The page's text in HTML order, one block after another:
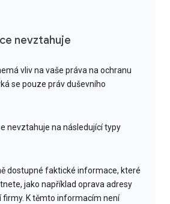
nevztahuje
vliv na vaše práva na ochranu
se pouze práv duševního
nevztahuje na následující typy
dostupné faktické informace, které
jako například oprava adresy
firmy. K těmto informacím není